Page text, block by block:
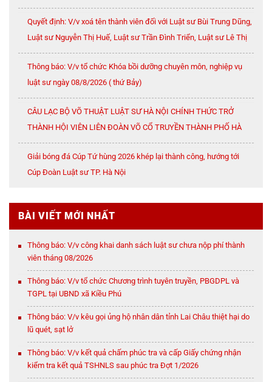
Quyết định: V/v xoá tên thành viên đối với Luật sư Bùi Trung Dũng,
Luật sư Nguyễn Thị Huế, Luật sư Trần Đình Triển, Luật sư Lê Thị
Oanh
Thông báo: V/v tổ chức Khóa bồi dưỡng chuyên môn, nghiệp vụ
luật sư ngày 08/8/2026 ( thứ Bảy)
CÂU LẠC BỘ VÕ THUẬT LUẬT SƯ HÀ NỘI CHÍNH THỨC TRỞ
THÀNH HỘI VIÊN LIÊN ĐOÀN VÕ CỔ TRUYỀN THÀNH PHỐ HÀ
NỘI
Giải bóng đá Cúp Tứ hùng 2026 khép lại thành công, hướng tới
Cúp Đoàn Luật sư TP. Hà Nội
BÀI VIẾT MỚI NHẤT
Thông báo: V/v công khai danh sách luật sư chưa nộp phí thành
viên tháng 08/2026
Thông báo: V/v tổ chức Chương trình tuyên truyền, PBGDPL và
TGPL tại UBND xã Kiều Phú
Thông báo: V/v kêu gọi ủng hộ nhân dân tỉnh Lai Châu thiệt hại do
lũ quét, sạt lở
Thông báo: V/v kết quả chấm phúc tra và cấp Giấy chứng nhận
kiểm tra kết quả TSHNLS sau phúc tra Đợt 1/2026